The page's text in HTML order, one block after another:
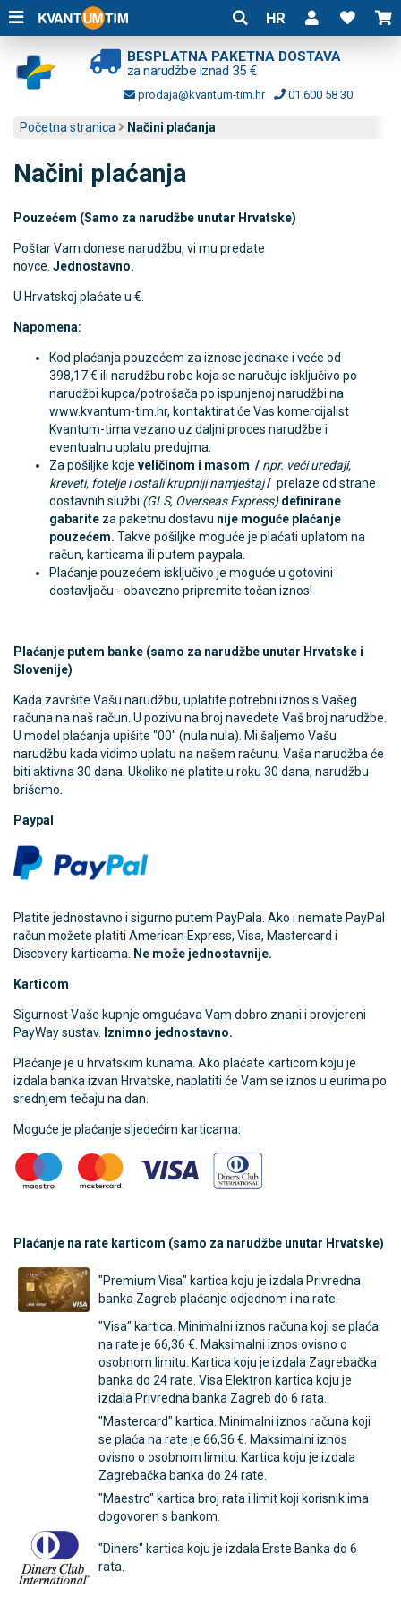
HR
BESPLATNA PAKETNA DOSTAVA
za narudžbe iznad 35 €
prodaja@kvantum-tim.hr 01 600 58 30
Početna stranica Načini plaćanja
Načini plaćanja
Pouzećem (Samo za narudžbe unutar Hrvatske)
Poštar Vam donese narudžbu, vi mu predate
novce. Jednostavno.
U Hrvatskoj plaćate u €.
Napomena:
Kod plaćanja pouzećem za iznose jednake i veće od
398,17€ ili narudžbu robe koja se naručuje isključivo po
narudžbi kupca/potrošača po ispunjenoj narudžbi na
www.kvantum-tim.hr, kontaktirat će Vas komercijalist
Kvantum-tima vezano uz daljni proces narudžbe i
eventualnu uplatu predujma.
Za pošiljke koje veličinom i masom / npr. veći uređaji,
kreveti, fotelje i ostali krupniji namještaj/ prelaze od strane
dostavnih službi (GLS, Overseas Express) definirane
gabarite za paketnu dostavu nije moguće plaćanje
pouzećem. Takve pošiljke moguće je plaćati uplatom na
račun, karticama ili putem paypala.
Plaćanje pouzećem isključivo je moguće u gotovini
dostavljaču - obavezno pripremite točan iznos!
Plaćanje putem banke (samo za narudžbe unutar Hrvatske i
Slovenije)
Kada završite Vašu narudžbu, uplatite potrebni iznos s Vašeg
računa na naš račun. U pozivu na broj navedete Vaš broj narudžbe.
U model plaćanja upišite "00" (nula nula). Mi šaljemo Vašu
narudžbu kada vidimo uplatu na našem računu. Vaša narudžba će
biti aktivna 30 dana. Ukoliko ne platite u roku 30 dana, narudžbu
brišemo.
Paypal
Platite jednostavno i sigurno putem PayPala. Ako i nemate PayPal
račun možete platiti American Express, Visa, Mastercard i
Discovery karticama. Ne može jednostavnije.
Karticom
Sigurnost Vaše kupnje omgućava Vam dobro znani i provjereni
PayWay sustav. Iznimno jednostavno.
Plaćanje je u hrvatskim kunama. Ako plaćate karticom koju je
izdala banka izvan Hrvatske, naplatiti će Vam se iznos u eurima po
srednjem tečaju na dan.
Moguće je plaćanje sljedećim karticama:
Plaćanje na rate karticom (samo za narudžbe unutar Hrvatske)
"Premium Visa" kartica koju je izdala Privredna
banka Zagreb plaćanje odjednom i na rate.
"Visa" kartica. Minimalni iznos računa koji se plaća
na rate je 66,36 € . Maksimalni iznos ovisno o
osobnom limitu. Kartica koju je izdala Zagrebačka
banka do 24 rate. Visa Elektron kartica koju je
izdala Privredna banka Zagreb do 6 rata.
"Mastercard" kartica. Minimalni iznos računa koji
se plaća na rate je 66,36 € . Maksimalni iznos
ovisno o osobnom limitu. Kartica koju je izdala
Zagrebačka banka do 24 rate.
"Maestro" kartica broj rata i limit koji korisnik ima
dogovoren s bankom.
"Diners" kartica koju je izdala Erste Banka do 6
rata.